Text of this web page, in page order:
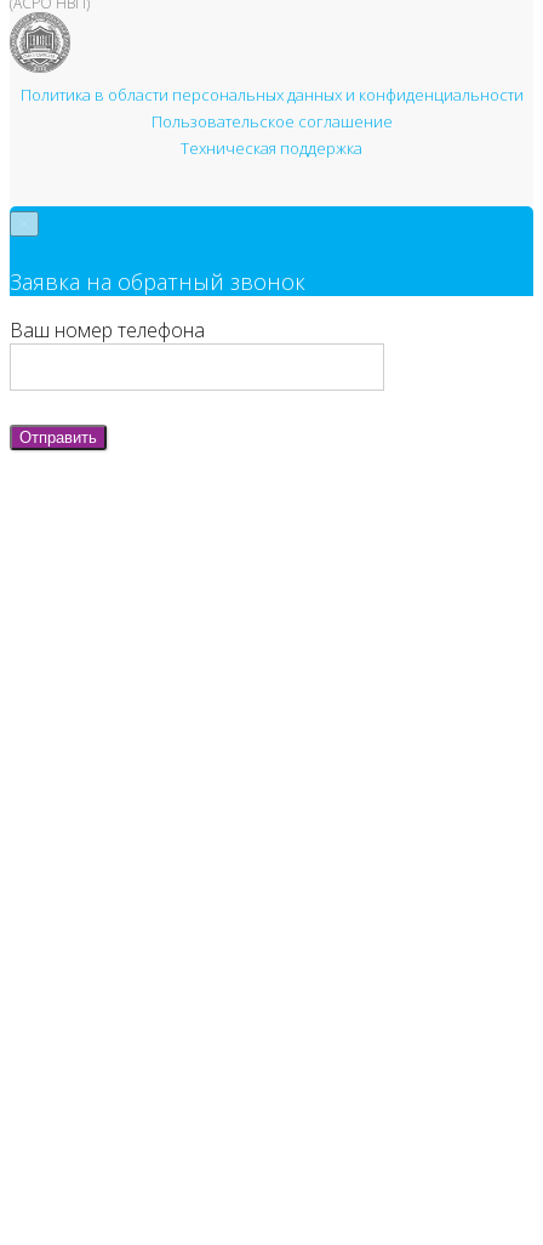
Политика в области персональных данных и конфиденциальности
Пользовательское соглашение
Техническая поддержка
Заявка на обратный звонок
Ваш номер телефона
Отправить